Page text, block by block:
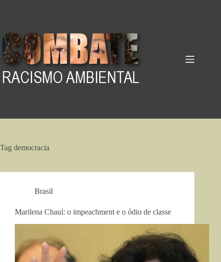
Tag democracia
Brasil
Marilena Chauí: o impeachment e o ódio de classe